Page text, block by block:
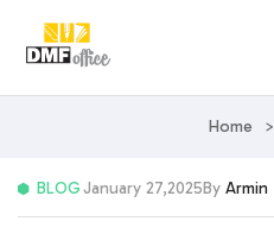
Home >
BLOGJanuary 27,2025By Armin